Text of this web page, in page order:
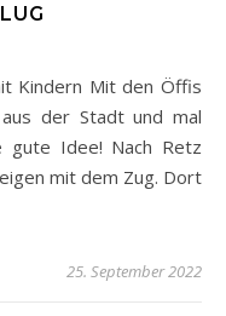
der Stadt und mal
gute Idee! Nach Retz
mit dem Zug. Dort
25. September 2022